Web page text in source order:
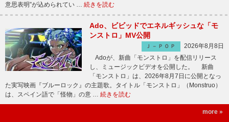
意思表明”が込められてい … 続きを読む
Ado、ビビッドでエネルギッシュな「モ
ンストロ」MV公開
Ｊ－ＰＯＰ
2026年8月8日
Adoが、新曲「モンストロ」を配信リリース
し、ミュージックビデオを公開した。 新曲
「モンストロ」は、2026年8月7日に公開となっ
た実写映画『ブルーロック』の主題歌。タイトル「モンストロ」（Monstruo）
は、スペイン語で「怪物」の意 … 続きを読む
more »